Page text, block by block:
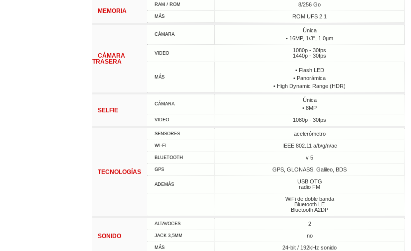
MEMORIA
RAM / ROM 8/256 Go
MÁS ROM UFS 2.1
CÁMARA
TRASERA
CÁMARA
Única
• 16MP, 1/3", 1.0µm
VIDEO
1080p - 30fps
1440p - 30fps
MÁS
• Flash LED
• Panorámica
• High Dynamic Range (HDR)
SELFIE
CÁMARA
Única
• 8MP
VIDEO 1080p - 30fps
TECNOLOGÍAS
SENSORES acelerómetro
WI-FI IEEE 802.11 a/b/g/n/ac
BLUETOOTH v 5
GPS GPS, GLONASS, Galileo, BDS
ADEMÁS
USB OTG
radio FM
WiFi de doble banda
Bluetooth LE
Bluetooth A2DP
SONIDO
ALTAVOCES 2
JACK 3,5MM no
MÁS 24-bit / 192kHz sonido